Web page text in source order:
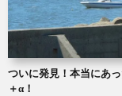
ついに発見！本当にあ
＋α！